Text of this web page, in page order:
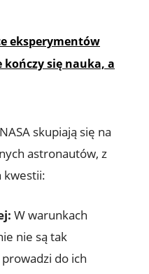
eksperymentów
kończy się nauka, a
skupiają ​się na
astronautów, z
kwestii:
⁤W warunkach
nie są tak
do ⁤ich